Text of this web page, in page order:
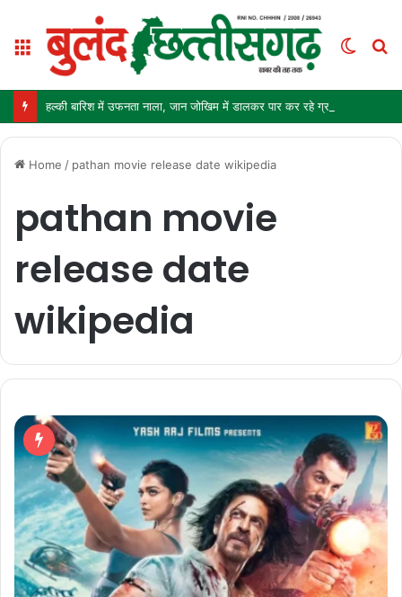
Menu
Switch
Home / pathan movie release date wikipedia
pathan movie
release date
wikipedia